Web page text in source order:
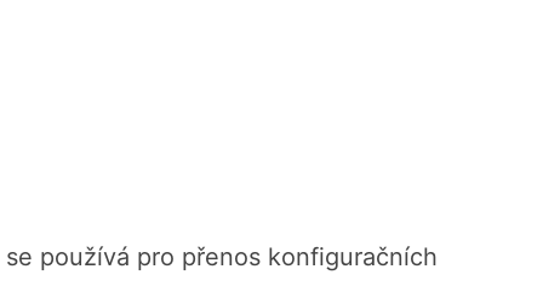
používá pro přenos konfiguračních